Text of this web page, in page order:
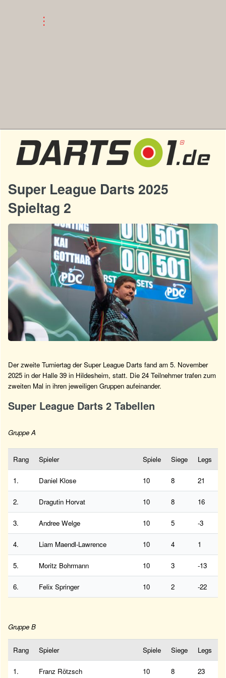
Super League Darts 2025
Spieltag 2
Der zweite Turniertag der Super League Darts fand am 5. November
2025 in der Halle 39 in Hildesheim, statt. Die 24 Teilnehmer trafen zum
zweiten Mal in ihren jeweiligen Gruppen aufeinander.
Super League Darts 2 Tabellen
Gruppe A
Rang Spieler Spiele Siege Legs
1. Daniel Klose 10 8 21
2. Dragutin Horvat 10 8 16
3. Andree Welge 10 5 -3
4. Liam Maendl-Lawrence 10 4 1
5. Moritz Bohrmann 10 3 -13
6. Felix Springer 10 2 -22
Gruppe B
Rang Spieler Spiele Siege Legs
1. Franz Rötzsch 10 8 23